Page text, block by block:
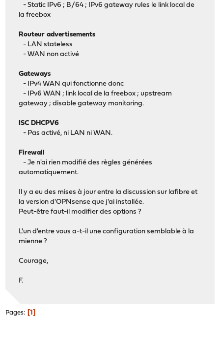
- Static IPv6 ; B/64 ; IPv6 gateway rules le link local de
la freebox
Routeur advertisements
- LAN stateless
- WAN non activé
Gateways
- IPv4 WAN qui fonctionne donc
- IPv6 WAN ; link local de la freebox ; upstream
gateway ; disable gateway monitoring.
ISC DHCPV6
- Pas activé, ni LAN ni WAN.
Firewall
- Je n'ai rien modifié des règles générées
automatiquement.
Il y a eu des mises à jour entre la discussion sur lafibre et
la version d'OPNsense que j'ai installée.
Peut-être faut-il modifier des options ?
L'un d'entre vous a-t-il une configuration semblable à la
mienne ?
Courage,
F.
Pages 1